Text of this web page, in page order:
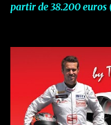
partir de 38.200 euros
num momento
mobilidade baseada
inteligência.
futuro e otimizado